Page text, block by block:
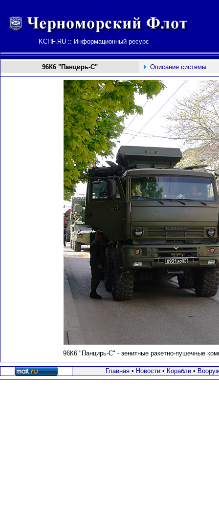
KCHF.RU :: Информационный ресурс
96К6 "Панцирь-С" Описание системы
96К6 "Панцирь-С" - зенитные ракетно-пушечные
Главная• Новости• Корабли•